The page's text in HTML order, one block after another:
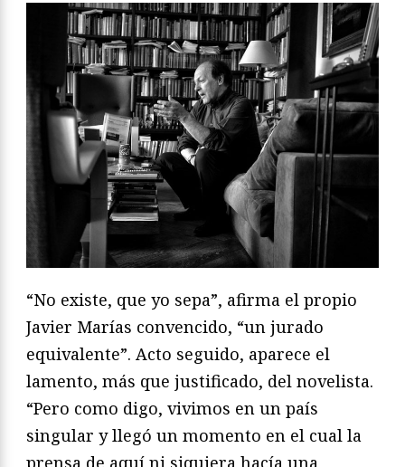
“No existe, que yo sepa”, afirma el propio
Javier Marías convencido, “un jurado
equivalente”. Acto seguido, aparece el
lamento, más que justificado, del novelista.
“Pero como digo, vivimos en un país
singular y llegó un momento en el cual la
prensa de aquí ni siquiera hacía una